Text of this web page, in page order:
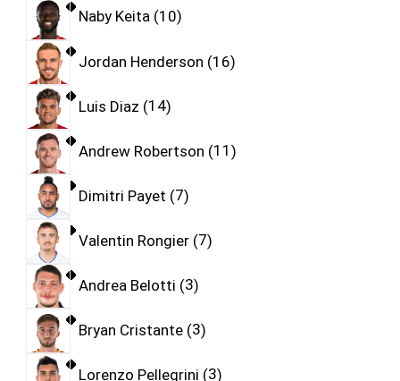
Naby Keita 10
Jordan Henderson 16
Luis Diaz 14
Andrew Robertson 11
Dimitri Payet 7
Valentin Rongier 7
Andrea Belotti 3
Bryan Cristante 3
Lorenzo Pellegrini 3